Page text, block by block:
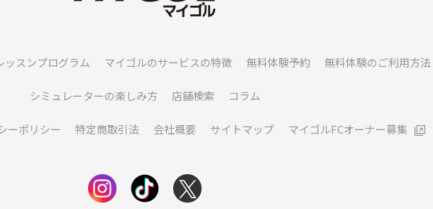
ッスンプログラム マイゴルのサービスの特徴 無料体験予約 無料体験のご利用方法
シミュレーターの楽しみ方 店舗検索 コラム
ーポリシー 特定商取引法 会社概要 サイトマップ マイゴルFCオーナー募集